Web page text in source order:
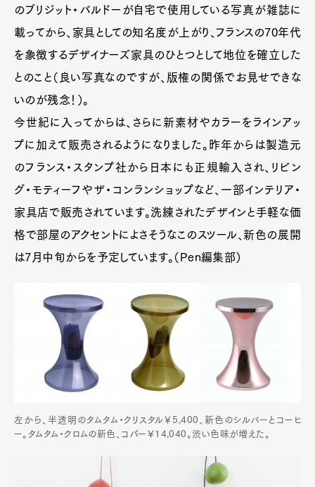
のブリジット・バルドーが自宅で使用している写真が雑誌に
載ってから、家具としての知名度が上がり、フランスの70年代
を象徴するデザイナーズ家具のひとつとして地位を確立した
とのこと（良い写真なのですが、版権の関係でお見せできな
いのが残念！）。
今世紀に入ってからは、さらに新素材やカラーをラインアッ
プに加えて販売されるようになりました。昨年からは製造元
のフランス・スタンプ社から日本にも正規輸入され、リビン
グ・モティーフやザ・コンランショップなど、一部インテリア・
家具店で販売されています。洗練されたデザインと手軽な価
格で部屋のアクセントによさそうなこのスツール、新色の展開
は7月中旬からを予定しています。（Pen編集部）
左から、半透明のタムタム・クリスタル￥5,400、新色のシルバーとコーヒ
ー。タムタム・クロムの新色、コパー￥14,040。渋い色味が増えた。